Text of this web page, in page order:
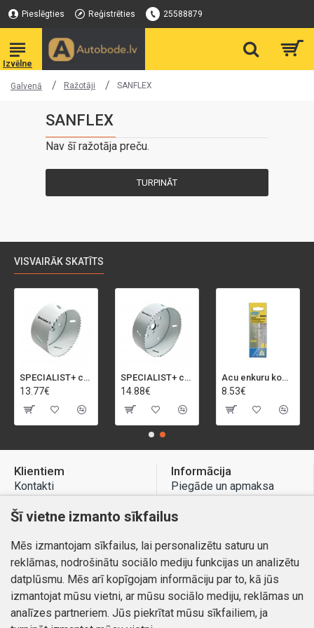
Pieslēgties Reģistrēties 25588879
Galvenā Ražotāji SANFLEX
SANFLEX
Nav šī ražotāja preču.
TURPINĀT
VISVAIRĀK SKATĪTS
SPECIALIST+ caurumu zāģis BI-METAL, 92 mm
13.77€
SPECIALIST+ caurumu zāģis BI-METAL, 98 mm
14.88€
Acu enkuru komplekts, 3-13 mm, Rapid, 12 gab.
8.53€
Klientiem
Kontakti
Preču atgriešana
Mans profils
Pasūtījumi
Informācija
Piegāde un apmaksa
Atteikuma tiesības
Kontakti
Šī vietne izmanto sīkfailus
Mēs izmantojam sīkfailus, lai personalizētu saturu un
reklāmas, nodrošinātu sociālo mediju funkcijas un analizētu
datplūsmu. Mēs arī kopīgojam informāciju par to, kā jūs
izmantojat mūsu vietni, ar mūsu sociālo mediju, reklāmas un
analīzes partneriem. Jūs piekrītat mūsu sīkfailiem, ja